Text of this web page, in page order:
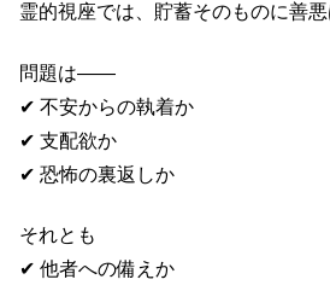
霊的視座では、貯蓄そのものに善悪
問題は――
✔ 不安からの執着か
✔ 支配欲か
✔ 恐怖の裏返しか
それとも
✔ 他者への備えか